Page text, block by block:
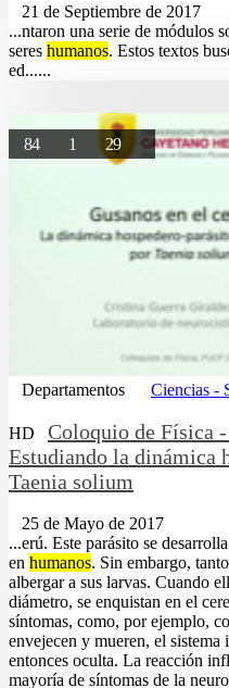
21 de Septiembre de 2017
...ntaron una serie de módulos
seres humanos. Estos textos
ed......
84 1 29
Departamentos Ciencias -
HD
Coloquio de Física
Estudiando la dinámica
Taenia solium
25 de Mayo de 2017
...erú. Este parásito se
en humanos. Sin embargo,
albergar a sus larvas. Cuando
diámetro, se enquistan en el
síntomas, como, por ejemplo,
envejecen y mueren, el sistema
entonces oculta. La reacción
mayoría de síntomas de la